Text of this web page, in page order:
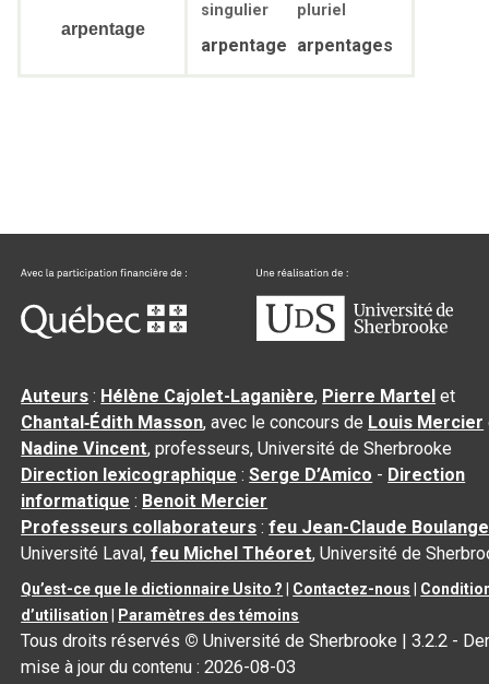
arpentage
singulier pluriel
arpentage arpentages
Auteurs : Hélène Cajolet-Laganière, Pierre Martel et
Chantal‑Édith Masson, avec le concours de Louis Mercier
Nadine Vincent, professeurs, Université de Sherbrooke
Direction lexicographique :Serge D’Amico - Direction
informatique : Benoit Mercier
Professeurs collaborateurs :feu Jean-Claude
Université Laval,feu Michel Théoret, Université de
Qu’est-ce que le dictionnaire Usito ? Contactez-nous
d’utilisation
Paramètres des témoins
Tous droits réservés © Université de Sherbrooke |3.2.2 -
mise à jour du contenu :2026-08-03